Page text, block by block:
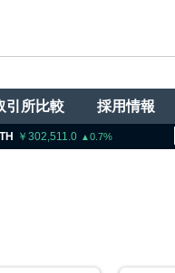
引所比較 採用情報
XRP 161.65